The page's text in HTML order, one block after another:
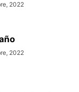
2022
2022